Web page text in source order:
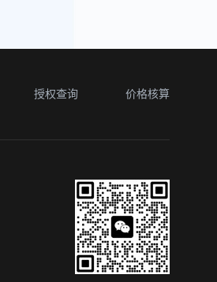
授权查询 价格核算